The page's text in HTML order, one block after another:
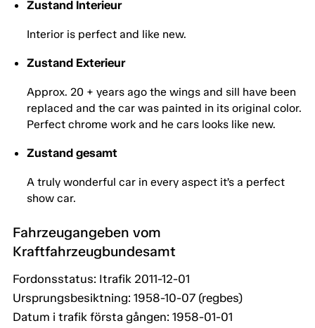
Zustand Interieur
Interior is perfect and like new.
Zustand Exterieur
Approx. 20 + years ago the wings and sill have been
replaced and the car was painted in its original color.
Perfect chrome work and he cars looks like new.
Zustand gesamt
A truly wonderful car in every aspect it’s a perfect
show car.
Fahrzeugangeben vom
Kraftfahrzeugbundesamt
Fordonsstatus: Itrafik 2011-12-01
Ursprungsbesiktning: 1958-10-07 (regbes)
Datum i trafik första gången: 1958-01-01